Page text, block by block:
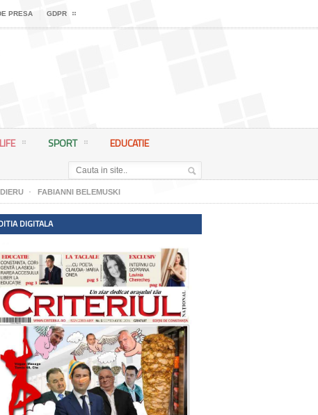
PRESA GDPR
LIFE SPORT EDUCATIE
FABIANNI BELEMUSKI
DIGITALA